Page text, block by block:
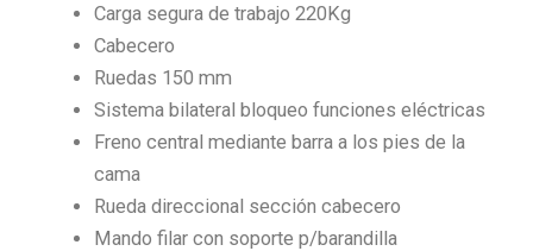
Carga segura de trabajo 220Kg
Cabecero
Ruedas 150 mm
Sistema bilateral bloqueo funciones eléctricas
Freno central mediante barra a los pies de la
cama
Rueda direccional sección cabecero
Mando filar con soporte p/barandilla